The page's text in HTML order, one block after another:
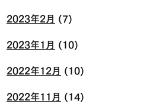
2023年2月 (7)
2023年1月 (10)
2022年12月 (10)
2022年11月 (14)